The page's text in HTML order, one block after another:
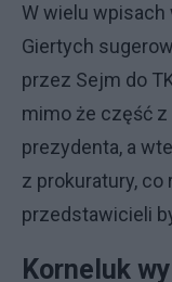
W wielu
Giertych
przez Sejm do
mimo że część z
prezydenta, a
z prokuratury,
przedstawicieli
Korneluk